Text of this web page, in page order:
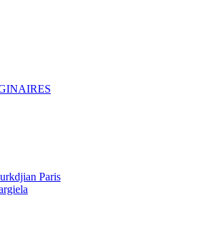
Paris